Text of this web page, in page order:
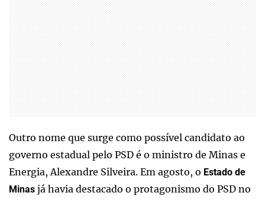
Outro nome que surge como possível candidato ao
governo estadual pelo PSD é o ministro de Minas e
Energia, Alexandre Silveira. Em agosto, o Estado de
Minas já havia destacado o protagonismo do PSD no